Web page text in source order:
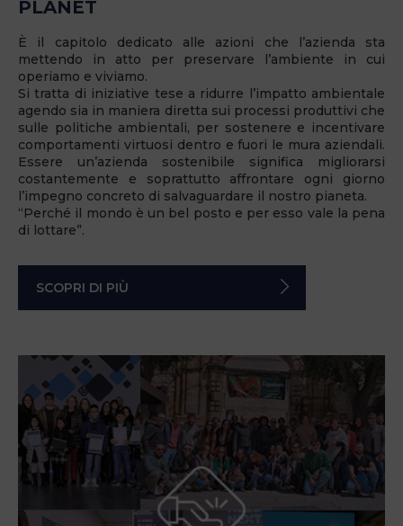
PLANET
È il capitolo dedicato alle azioni che l’azienda sta
mettendo in atto per preservare l’ambiente in cui
operiamo e viviamo.
Si tratta di iniziative tese a ridurre l’impatto ambientale
agendo sia in maniera diretta sui processi produttivi che
sulle politiche ambientali, per sostenere e incentivare
comportamenti virtuosi dentro e fuori le mura aziendali.
Essere un’azienda sostenibile significa migliorarsi
costantemente e soprattutto affrontare ogni giorno
l’impegno concreto di salvaguardare il nostro pianeta.
“Perché il mondo è un bel posto e per esso vale la pena
di lottare”.
SCOPRI DI PIÙ